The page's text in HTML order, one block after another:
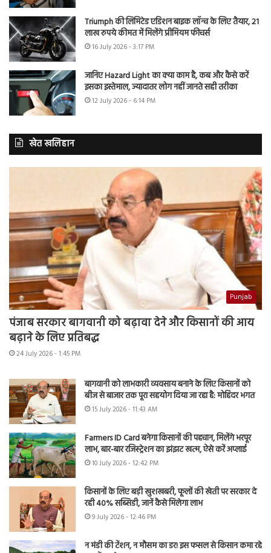
Triumph की लिमिटेड एडिशन बाइक लॉन्च के लिए तैयार, 21
लाख रुपये कीमत में मिलेंगे प्रीमियम फीचर्स
16 July 2026 - 3:17 PM
जानिए Hazard Light का क्या काम है, कब और कैसे करें
इसका इस्तेमाल, ज्यादातर लोग नहीं जानते सही तरीका
12 July 2026 - 6:14 PM
खेत खलिहान
Punjab
पंजाब सरकार बागवानी को बढ़ावा देने और किसानों की आय
बढ़ाने के लिए प्रतिबद्ध
24 July 2026 - 1:45 PM
बागवानी को लाभकारी व्यवसाय बनाने के लिए किसानों को
बीज से बाजार तक पूरा सहयोग दिया जा रहा है: मोहिंदर भगत
15 July 2026 - 11:43 AM
Farmers ID Card बनेगा किसानों की पहचान, मिलेंगे भरपूर
लाभ, बार-बार रजिस्ट्रेशन का झंझट खत्म, ऐसे करें अप्लाई
10 July 2026 - 12:42 PM
किसानों के लिए बड़ी खुशखबरी, फूलों की खेती पर सरकार दे
रही 40% सब्सिडी, जानें कैसे मिलेगा लाभ
9 July 2026 - 12:46 PM
न मंडी की टेंशन, न मौसम का डर! इस फसल से किसान कमा रहे